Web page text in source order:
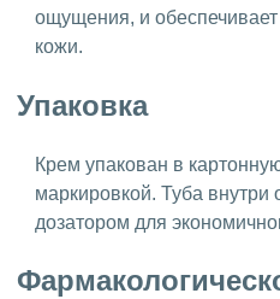
ощущения, и
кожи.
Упаковка
Крем упакован в
маркировкой. Туба
дозатором для